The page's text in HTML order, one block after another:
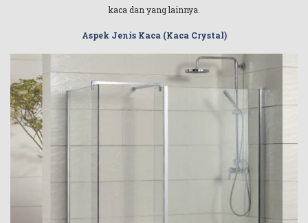
kaca dan yang lainnya.
Aspek Jenis Kaca (Kaca Crystal)